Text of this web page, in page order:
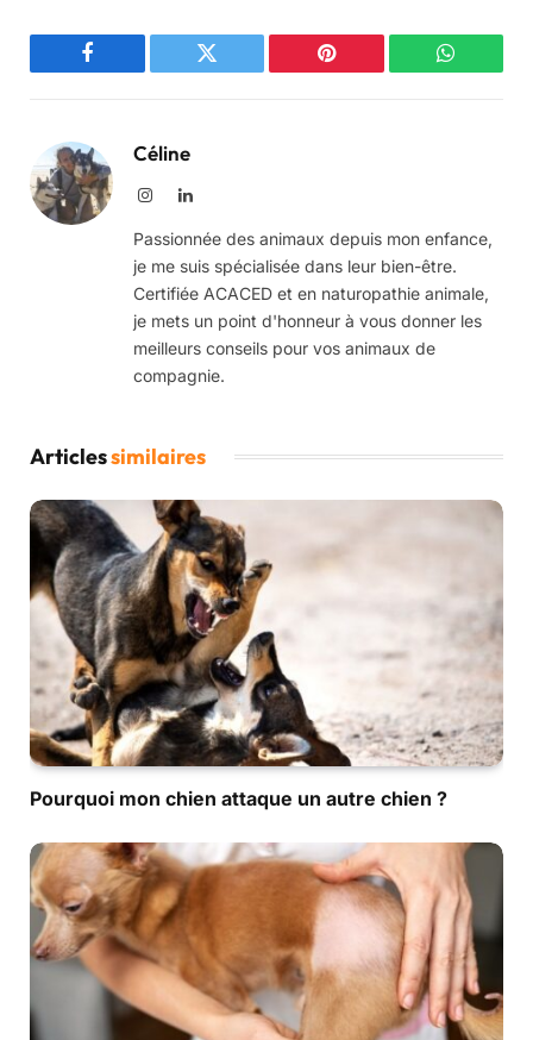
Facebook Twitter Pinterest
Céline
InstagramLinkedIn
Passionnée des animaux depuis mon enfance,
je me suis spécialisée dans leur bien-être.
Certifiée ACACED et en naturopathie animale,
je mets un point d'honneur à vous donner les
meilleurs conseils pour vos animaux de
compagnie.
Articlessimilaires
Pourquoi mon chien attaque un autre chien ?